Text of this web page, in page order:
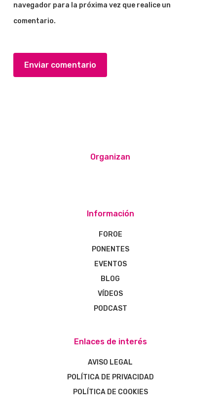
navegador para la próxima vez que realice un
comentario.
Organizan
Información
FOROE
PONENTES
EVENTOS
BLOG
VÍDEOS
PODCAST
Enlaces de interés
AVISO LEGAL
POLÍTICA DE PRIVACIDAD
POLÍTICA DE COOKIES